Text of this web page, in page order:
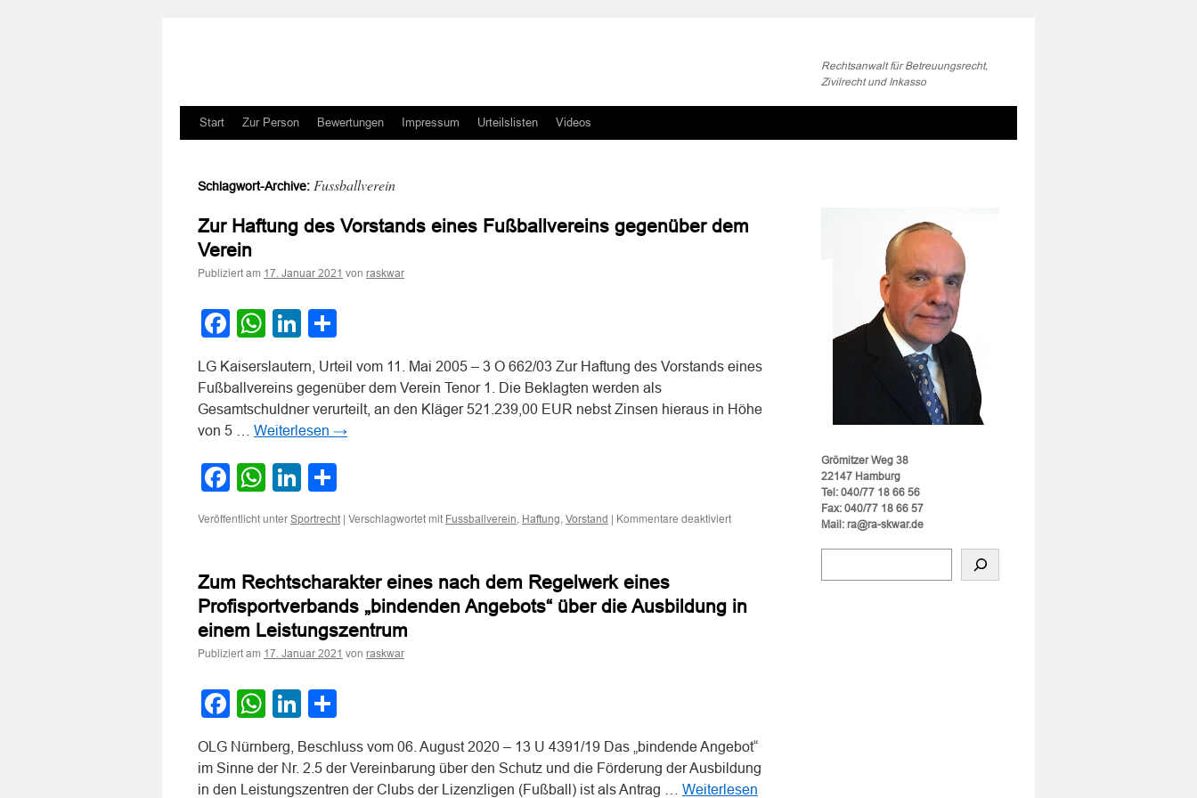
Rechtsanwalt für Betreuungsrecht,
Zivilrecht und Inkasso
Zum
springen
Start Zur Person Bewertungen Impressum Urteilslisten Videos
Schlagwort-Archive: Fussballverein
Zur Haftung des Vorstands eines Fußballvereins gegenüber dem
Verein
Publiziert am 17. Januar 2021 von raskwar
Facebook
WhatsApp
LinkedIn
LG Kaiserslautern, Urteil vom 11. Mai 2005 – 3 O 662/03 Zur Haftung des Vorstands eines
Fußballvereins gegenüber dem Verein Tenor 1. Die Beklagten werden als
Gesamtschuldner verurteilt, an den Kläger 521.239,00 EUR nebst Zinsen hieraus in Höhe
von 5 … Weiterlesen →
Facebook
WhatsApp
LinkedIn
Veröffentlicht unter Sportrecht | Verschlagwortet mit Fussballverein, Haftung, Vorstand | Kommentare deaktiviertfür
eines
Fußballvereins
Zum Rechtscharakter eines nach dem Regelwerk eines
Profisportverbands „bindenden Angebots“ über die Ausbildung in
einem Leistungszentrum
Publiziert am 17. Januar 2021 von raskwar
Facebook
WhatsApp
LinkedIn
OLG Nürnberg, Beschluss vom 06. August 2020 – 13 U 4391/19 Das „bindende Angebot“
im Sinne der Nr. 2.5 der Vereinbarung über den Schutz und die Förderung der Ausbildung
in den Leistungszentren der Clubs der Lizenzligen (Fußball) ist als Antrag … Weiterlesen
Grömitzer Weg 38
22147 Hamburg
Tel: 040/77 18 66 56
Fax: 040/77 18 66 57
Mail: ra@ra-skwar.de